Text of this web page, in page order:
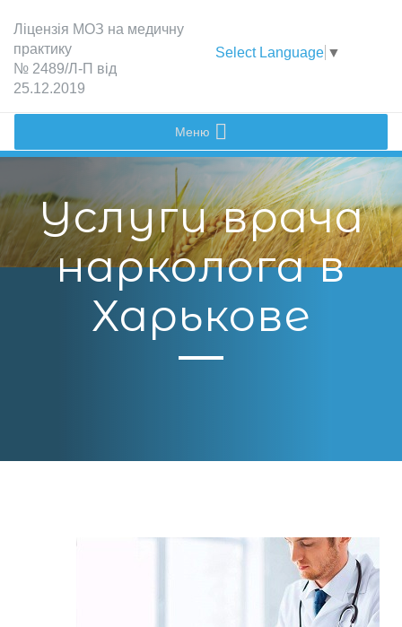
Лiцензiя МОЗ на медичну
практику
№ 2489/Л-П вiд
25.12.2019
Select Language ▼
Меню
Услуги врача
нарколога в
Харькове